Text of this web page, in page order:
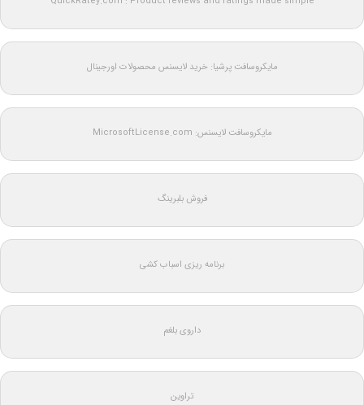
مایکروسافت پرشیا: خرید لایسنس محصولات اورجینال
مایکروسافت لایسنس: MicrosoftLicense.com
فروش بلبرینگ
برنامه ریزی اسباب کشی
داروی بلغم
تراوین